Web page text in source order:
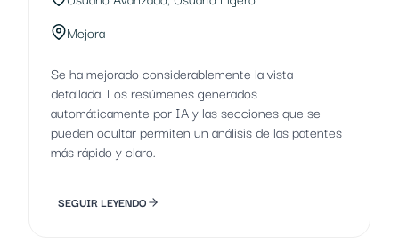
Mejora
Se ha mejorado considerablemente la vista
detallada. Los resúmenes generados
automáticamente por IA y las secciones que se
pueden ocultar permiten un análisis de las patentes
más rápido y claro.
SEGUIR LEYENDO